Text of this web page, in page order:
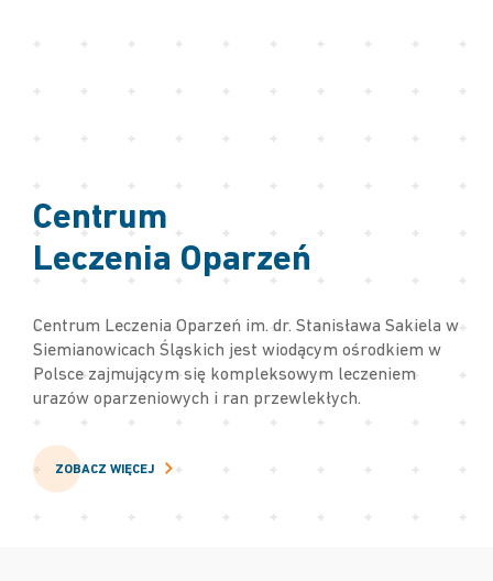
Centrum
Leczenia Oparzeń
Centrum Leczenia Oparzeń im. dr. Stanisława Sakiela w
Siemianowicach Śląskich jest wiodącym ośrodkiem w
Polsce zajmującym się kompleksowym leczeniem
urazów oparzeniowych i ran przewlekłych.
ZOBACZ WIĘCEJ